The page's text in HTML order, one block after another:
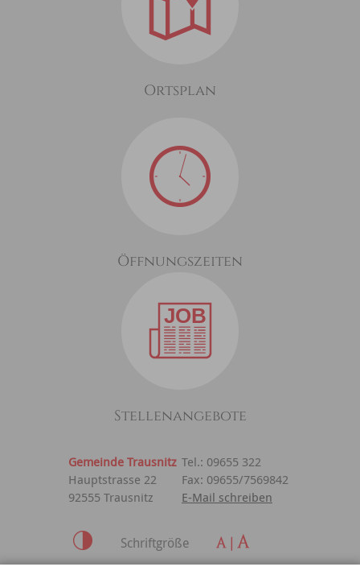
Ortsplan
Öffnungszeiten
Stellenangebote
Gemeinde Trausnitz Tel.: 09655 322
Hauptstrasse 22
Fax: 09655/7569842
92555 Trausnitz
E-Mail schreiben
Schriftgröße